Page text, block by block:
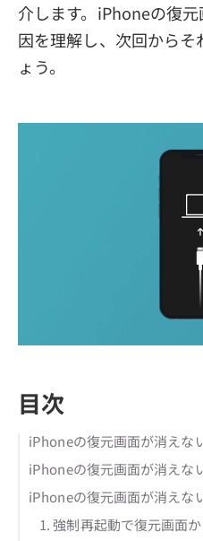
介します。iPhoneの復
因を理解し、次回から
ょう。
目次
iPhoneの復元画面が消えな
iPhoneの復元画面が消えな
iPhoneの復元画面が消えな
1. 強制再起動で復元画面